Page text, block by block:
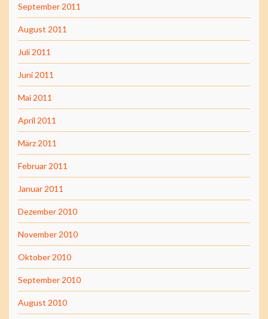
September 2011
August 2011
Juli 2011
Juni 2011
Mai 2011
April 2011
März 2011
Februar 2011
Januar 2011
Dezember 2010
November 2010
Oktober 2010
September 2010
August 2010